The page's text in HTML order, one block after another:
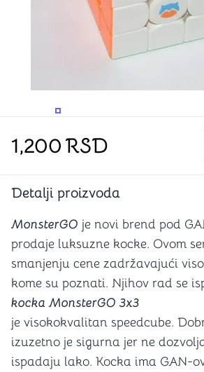
PROMENITE UGAO GLEDANJA
1,200RSD
Detalji proizvoda
MonsterGO je novi brend pod
prodaje luksuzne kocke. Ovom
smanjenju cene zadržavajući
kome su poznati. Njihov rad se
kocka MonsterGO 3x3
je visokokvalitan speedcube.
izuzetno je sigurna jer ne
ispadaju lako. Kocka ima GAN-